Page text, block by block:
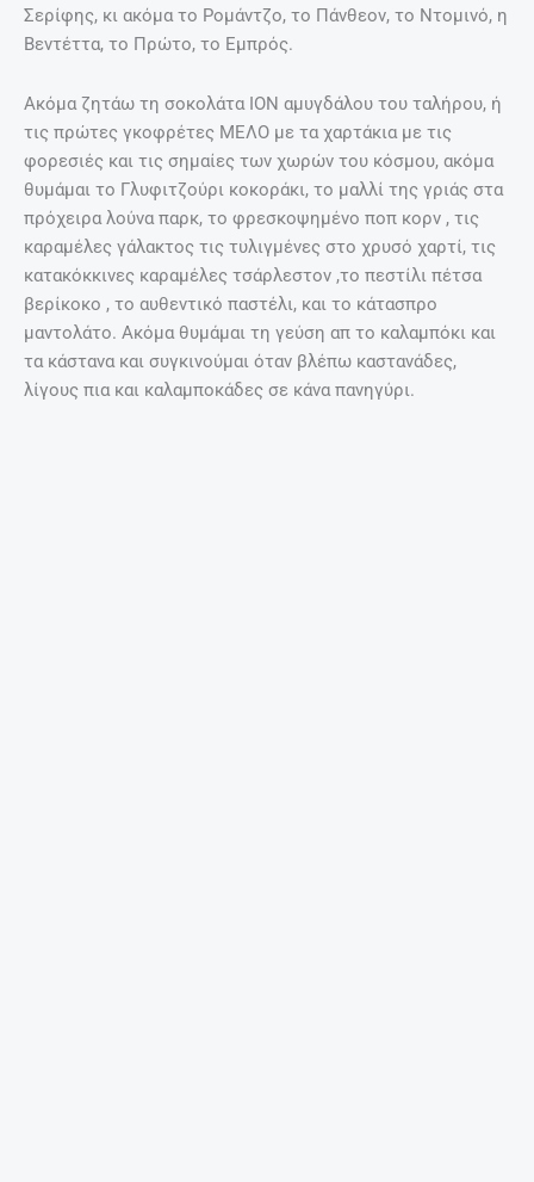
Σερίφης, κι ακόμα το Ρομάντζο, το Πάνθεον, το Ντομινό, η
Βεντέττα, το Πρώτο, το Εμπρός.
Ακόμα ζητάω τη σοκολάτα ΙΟΝ αμυγδάλου του ταλήρου, ή
τις πρώτες γκοφρέτες ΜΕΛΟ με τα χαρτάκια με τις
φορεσιές και τις σημαίες των χωρών του κόσμου, ακόμα
θυμάμαι το Γλυφιτζούρι κοκοράκι, το μαλλί της γριάς στα
πρόχειρα λούνα παρκ, το φρεσκοψημένο ποπ κορν , τις
καραμέλες γάλακτος τις τυλιγμένες στο χρυσό χαρτί, τις
κατακόκκινες καραμέλες τσάρλεστον ,το πεστίλι πέτσα
βερίκοκο , το αυθεντικό παστέλι, και το κάτασπρο
μαντολάτο. Ακόμα θυμάμαι τη γεύση απ το καλαμπόκι και
τα κάστανα και συγκινούμαι όταν βλέπω καστανάδες,
λίγους πια και καλαμποκάδες σε κάνα πανηγύρι.